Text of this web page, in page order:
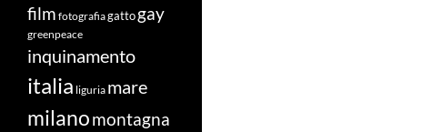
film fotografiagatto gay
greenpeace
inquinamento
italia liguria mare
milanomontagna